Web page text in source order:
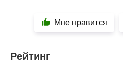
Мне нравится
Рейтинг